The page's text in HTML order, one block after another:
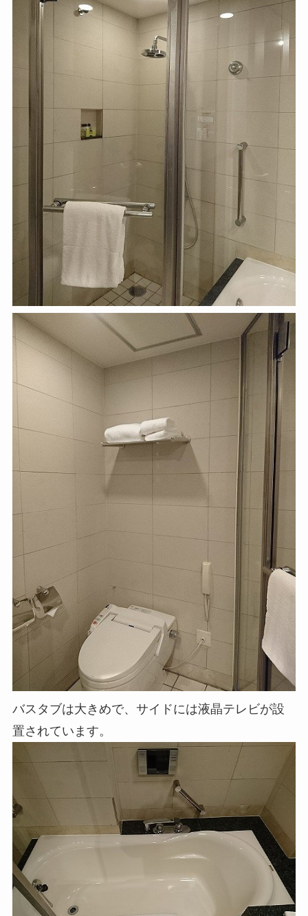
バスタブは大きめで、サイドには液晶テレビが設
置されています。